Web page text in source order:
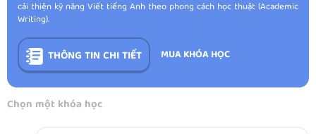
cải thiện kỹ năng Viết tiếng Anh theo phong cách học thuật (Academic
Writing).
THÔNG TIN CHI TIẾT MUA KHÓA HỌC
Chọn một khóa học